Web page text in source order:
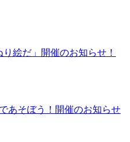
絵だ」開催のお知らせ！
あそぼう！開催のお知らせ